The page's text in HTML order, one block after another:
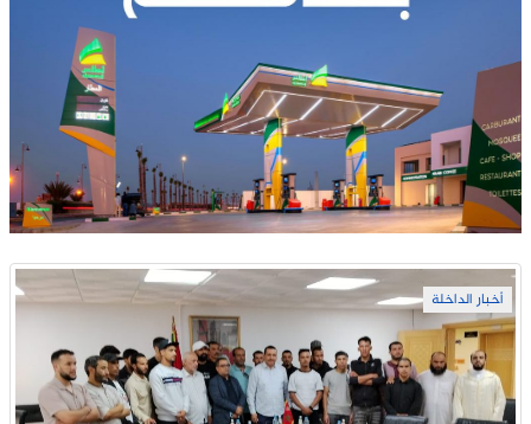
أخبار الداخلة